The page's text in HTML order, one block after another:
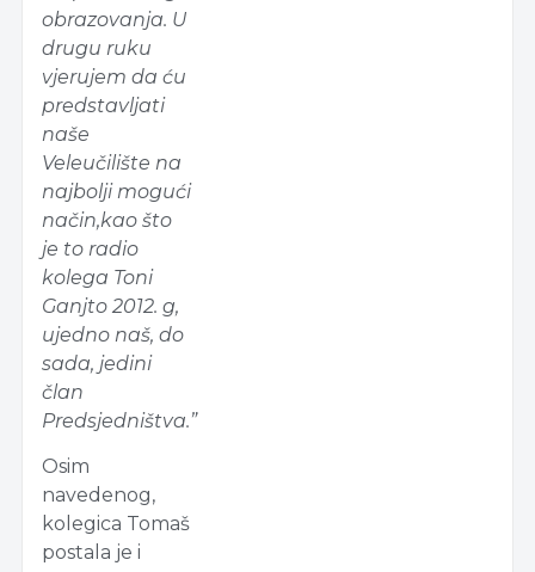
obrazovanja. U
drugu ruku
vjerujem da ću
predstavljati
naše
Veleučilište na
najbolji mogući
način,kao što
je to radio
kolega Toni
Ganjto 2012. g,
ujedno naš, do
sada, jedini
član
Predsjedništva.”
Osim
navedenog,
kolegica Tomaš
postala je i